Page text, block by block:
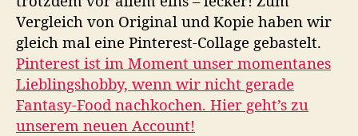
Vergleich von Original und Kopie haben wir
gleich mal eine Pinterest-Collage gebastelt.
Pinterest ist im Moment unser momentanes
Lieblingshobby, wenn wir nicht gerade
Fantasy-Food nachkochen. Hier geht’s zu
unserem neuen Account!